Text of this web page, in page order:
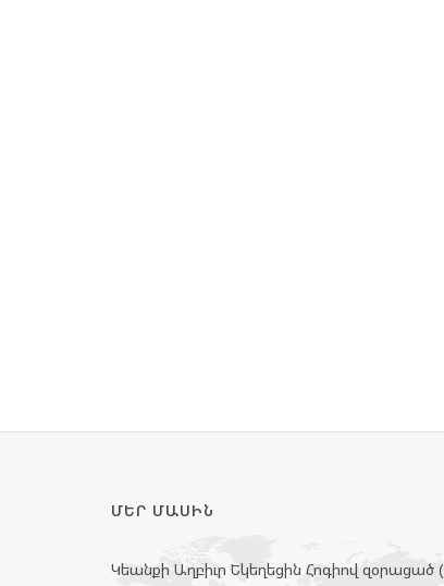
ՄԵՐ ՄԱՍԻՆ
Կեանքի Աղբիւր Եկեղեցին Հոգիով զօրացած